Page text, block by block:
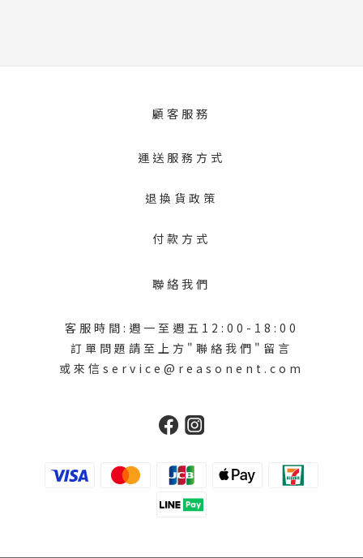
顧客服務
運送服務方式
退換貨政策
付款方式
聯絡我們
客服時間:週一至週五12:00-18:00
訂單問題請至上方"聯絡我們"留言
或來信service@reasonent.com